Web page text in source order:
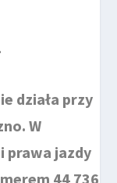
działa przy
W
prawa jazdy
44 736